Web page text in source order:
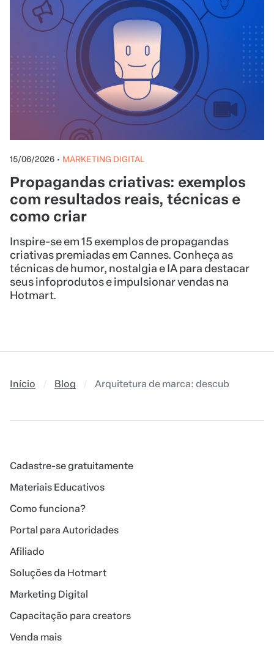
15/06/2026 • MARKETING DIGITAL
Propagandas criativas: exemplos
com resultados reais, técnicas e
como criar
Inspire-se em 15 exemplos de propagandas
criativas premiadas em Cannes. Conheça as
técnicas de humor, nostalgia e IA para destacar
seus infoprodutos e impulsionar vendas na
Hotmart.
Início Blog Arquitetura de marca: descubra como
Cadastre-se gratuitamente
Materiais Educativos
Como funciona?
Portal para Autoridades
Afiliado
Soluções da Hotmart
Marketing Digital
Capacitação para creators
Venda mais